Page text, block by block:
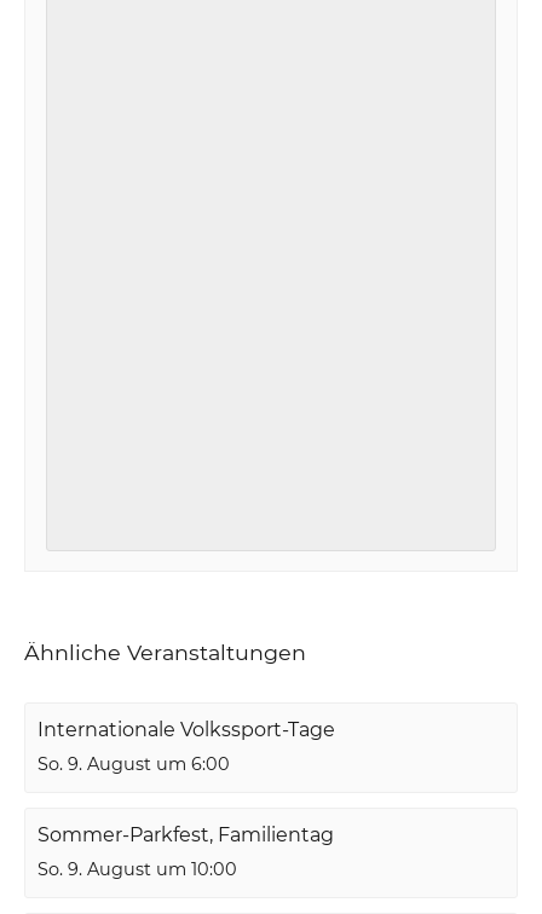
Ähnliche Veranstaltungen
Internationale Volkssport-Tage
So. 9. August um 6:00
Sommer-Parkfest, Familientag
So. 9. August um 10:00